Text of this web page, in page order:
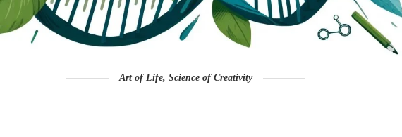
Art of Life, Science of Creativity